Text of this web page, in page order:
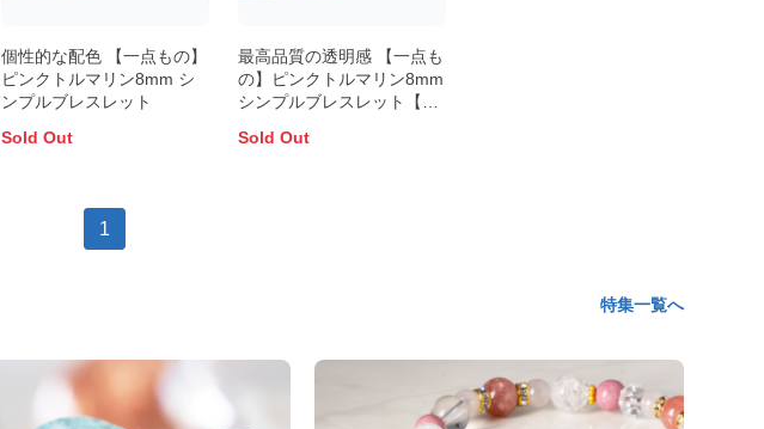
個性的な配色 【一点もの】
ピンクトルマリン8mm シ
ンプルブレスレット
Sold Out
最高品質の透明感 【一点も
の】ピンクトルマリン8mm
シンプルブレスレット【鑑
Sold Out
1
特集一覧へ